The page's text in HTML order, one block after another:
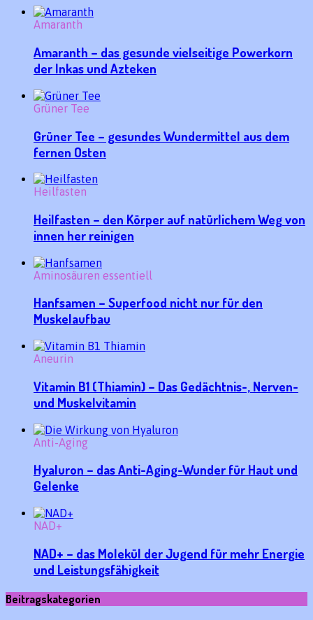
Amaranth
Amaranth – das gesunde vielseitige Powerkorn
der Inkas und Azteken
Grüner Tee
Grüner Tee – gesundes Wundermittel aus dem
fernen Osten
Heilfasten
Heilfasten – den Körper auf natürlichem Weg von
innen her reinigen
Aminosäuren essentiell
Hanfsamen – Superfood nicht nur für den
Muskelaufbau
Aneurin
Vitamin B1 (Thiamin) – Das Gedächtnis-, Nerven-
und Muskelvitamin
Anti-Aging
Hyaluron – das Anti-Aging-Wunder für Haut und
Gelenke
NAD+
NAD+ – das Molekül der Jugend für mehr Energie
und Leistungsfähigkeit
Beitragskategorien